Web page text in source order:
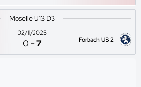
Moselle U13 D3
02/11/2025
0 -7 Forbach US 2